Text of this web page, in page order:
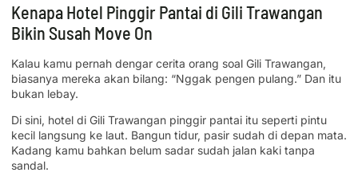
Kenapa Hotel Pinggir Pantai di Gili Trawangan
Bikin Susah Move On
Kalau kamu pernah dengar cerita orang soal Gili Trawangan,
biasanya mereka akan bilang: “Nggak pengen pulang.” Dan itu
bukan lebay.
Di sini, hotel di Gili Trawangan pinggir pantai itu seperti pintu
kecil langsung ke laut. Bangun tidur, pasir sudah di depan mata.
Kadang kamu bahkan belum sadar sudah jalan kaki tanpa
sandal.